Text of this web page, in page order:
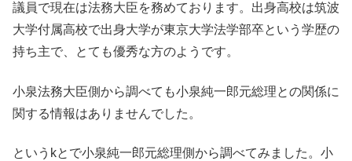
議員で現在は法務大臣を務めております。出身高校は筑波
大学付属高校で出身大学が東京大学法学部卒という学歴の
持ち主で、とても優秀な方のようです。
小泉法務大臣側から調べても小泉純一郎元総理との関係に
関する情報はありませんでした。
というkとで小泉純一郎元総理側から調べてみました。小